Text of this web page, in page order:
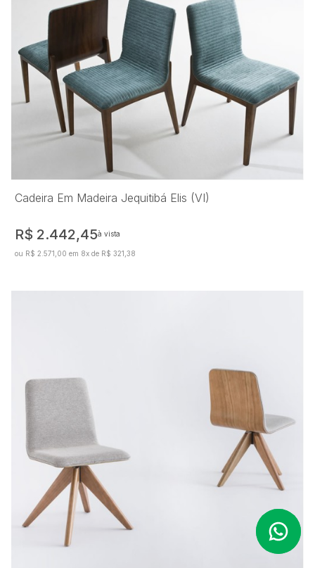
Cadeira Em Madeira Jequitibá Elis (VI)
R$ 2.442,45à vista
ou R$ 2.571,00 em 8x de R$ 321,38